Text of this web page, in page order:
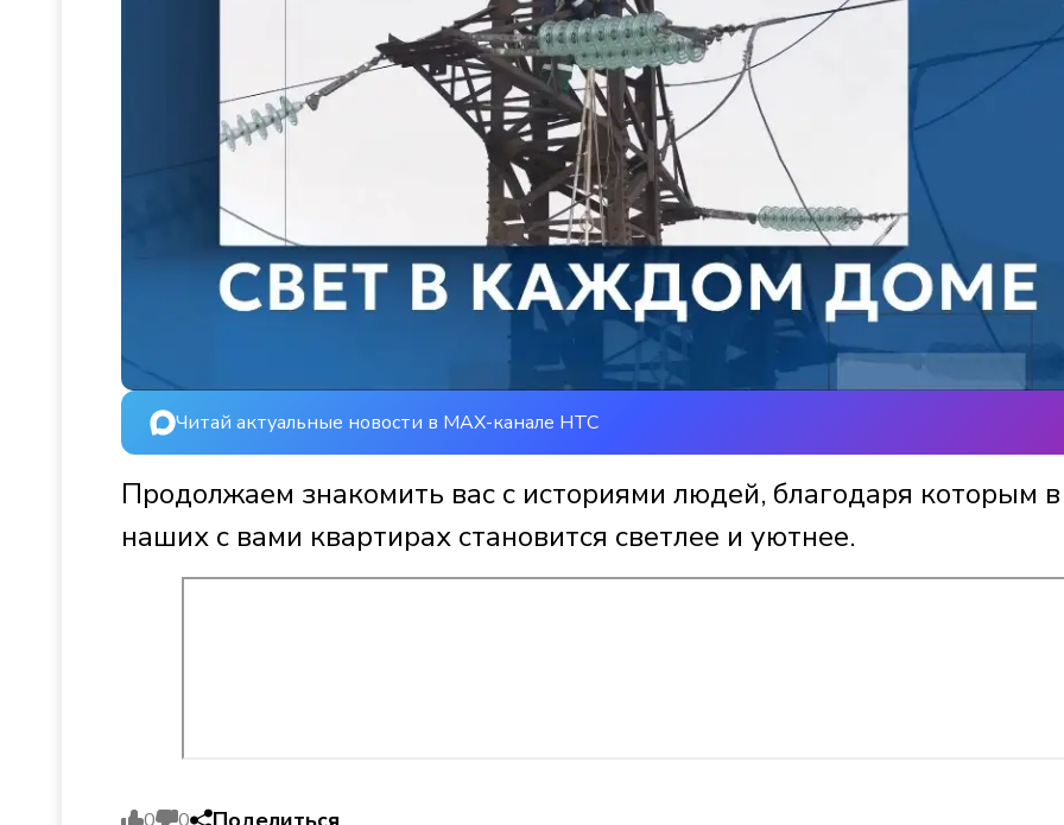
Читай актуальные новости в MAX-канале НТС
Продолжаем знакомить вас с историями людей, благодаря которым в
наших с вами квартирах становится светлее и уютнее.